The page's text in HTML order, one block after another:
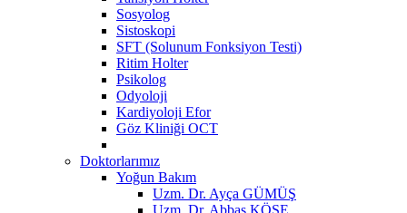
Sosyolog
Sistoskopi
SFT (Solunum Fonksiyon Testi)
Ritim Holter
Psikolog
Odyoloji
Kardiyoloji Efor
Göz Kliniği OCT
Doktorlarımız
Yoğun Bakım
Uzm. Dr. Ayça GÜMÜŞ
Uzm. Dr. Abbas KÖSE